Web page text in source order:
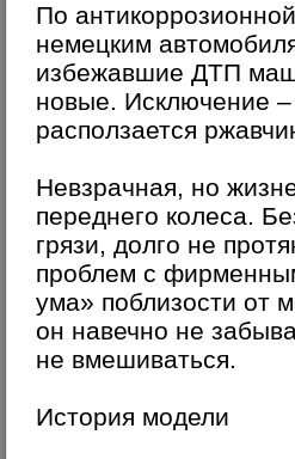
По
немецким
избежавшие ДТП
новые. Исключение
расползается
Невзрачная, но
переднего колеса.
грязи, долго не
проблем с
ума» поблизости от
он навечно не
не вмешиваться.
История модели